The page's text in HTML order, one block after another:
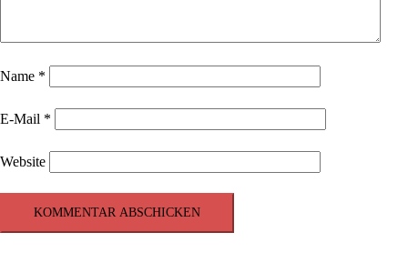
Name *
E-Mail *
Website